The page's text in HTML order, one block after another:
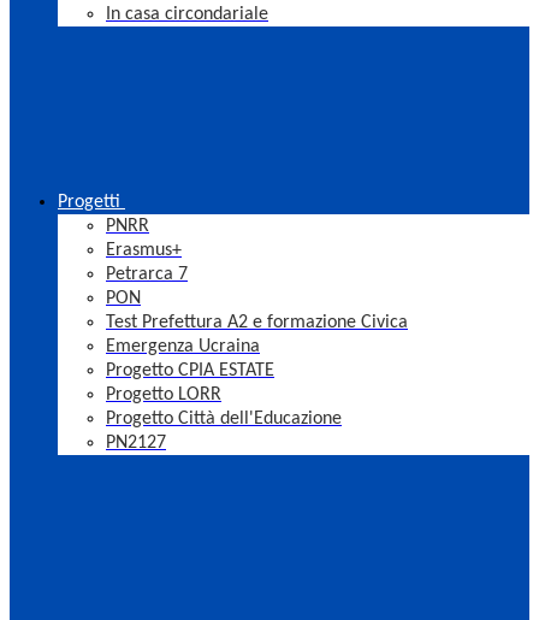
In casa circondariale
Progetti
PNRR
Erasmus+
Petrarca 7
PON
Test Prefettura A2 e formazione Civica
Emergenza Ucraina
Progetto CPIA ESTATE
Progetto LORR
Progetto Città dell'Educazione
PN2127